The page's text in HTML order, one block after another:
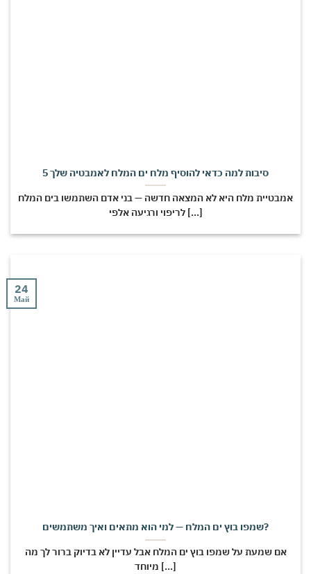
5 סיבות למה כדאי להוסיף מלח ים המלח לאמבטיה שלך
אמבטיית מלח היא לא המצאה חדשה — בני אדם השתמשו בים המלח
לריפוי ורגיעה אלפי [...]
שמפו בוץ ים המלח — למי הוא מתאים ואיך משתמשים?
אם שמעת על שמפו בוץ ים המלח אבל עדיין לא בדיוק ברור לך מה
מיוחד [...]
24
Май